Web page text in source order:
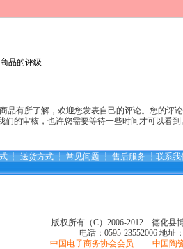
品的评级
有所了解，欢迎您发表自己的评论。您的评
们的审核，也许您需要等待一些时间才可以看
┆ 送货方式 ┆ 常见问题 ┆ 售后服务 ┆ 联系我
版权所有（C）2006-2012 德化县
电话：0595-23552006 地址
中国电子商务协会会员 中国陶